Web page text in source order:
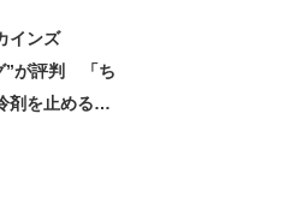
インズ
”が評判 「ち
剤を止めるベ